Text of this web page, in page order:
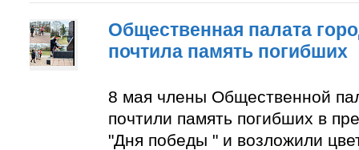
Общественная палата
почтила память погибших
8 мая члены Общественной
почтили память погибших в
"Дня победы " и возложили